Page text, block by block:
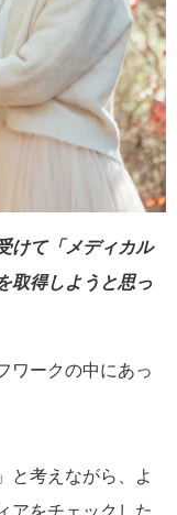
けて「メディカル
取得しようと思っ
ワークの中にあっ
と考えながら、よ
アをチェックした